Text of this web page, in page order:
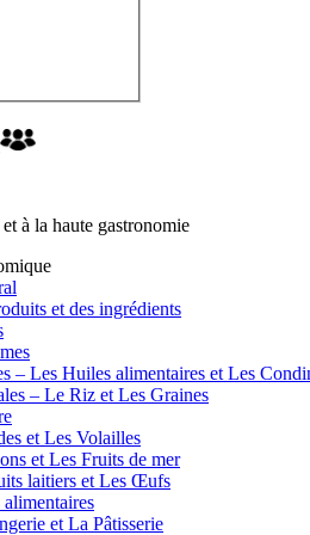
à la haute gastronomie
et des ingrédients
– Les Huiles alimentaires et Les
– Le Riz et Les Graines
et Les Volailles
et Les Fruits de mer
laitiers et Les Œufs
alimentaires
et La Pâtisserie